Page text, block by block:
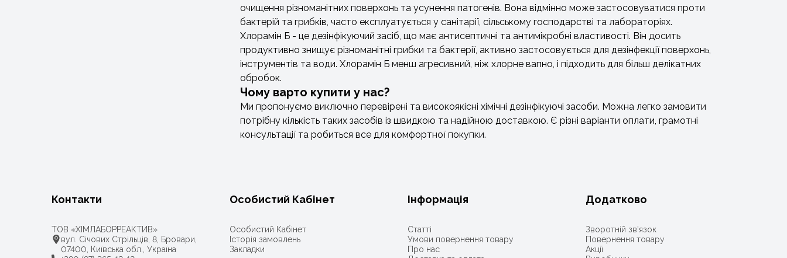
очищення різноманітних поверхонь та усунення патогенів. Вона відмінно може застосовуватися проти
бактерій та грибків, часто експлуатується у санітарії, сільському господарстві та лабораторіях.
Хлорамін Б - це дезінфікуючий засіб, що має антисептичні та антимікробні властивості. Він досить
продуктивно знищує різноманітні грибки та бактерії, активно застосовується для дезінфекції поверхонь,
інструментів та води. Хлорамін Б менш агресивний, ніж хлорне вапно, і підходить для більш делікатних
обробок.
Чому варто купити у нас?
Ми пропонуємо виключно перевірені та високоякісні хімічні дезінфікуючі засоби. Можна легко замовити
потрібну кількість таких засобів із швидкою та надійною доставкою. Є різні варіанти оплати, грамотні
консультації та робиться все для комфортної покупки.
Контакти
ТОВ «ХІМЛАБОРРЕАКТИВ»
вул. Січових Стрільців, 8, Бровари,
07400, Київська обл., Україна
Особистий Кабінет
Особистий Кабінет
Історія замовлень
Закладки
Інформація
Статті
Умови повернення товару
Про нас
Додатково
Зворотній зв'язок
Повернення товару
Акції